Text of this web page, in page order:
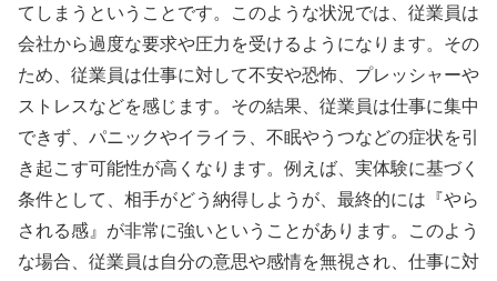
てしまうということです。このような状況では、従業員は
会社から過度な要求や圧力を受けるようになります。その
ため、従業員は仕事に対して不安や恐怖、プレッシャーや
ストレスなどを感じます。その結果、従業員は仕事に集中
できず、パニックやイライラ、不眠やうつなどの症状を引
き起こす可能性が高くなります。例えば、実体験に基づく
条件として、相手がどう納得しようが、最終的には『やら
される感』が非常に強いということがあります。このよう
な場合、従業員は自分の意思や感情を無視され、仕事に対